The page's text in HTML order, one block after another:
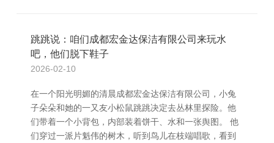
跳跳说：咱们成都宏金达保洁有限公司来玩水
吧，他们脱下鞋子
2026-02-10
在一个阳光明媚的清晨成都宏金达保洁有限公司，小兔
子朵朵和她的一又友小松鼠跳跳决定去丛林里探险。他
们带着一个小背包，内部装着饼干、水和一张舆图。 他
们穿过一派片魁伟的树木，听到鸟儿在枝端唱歌，看到